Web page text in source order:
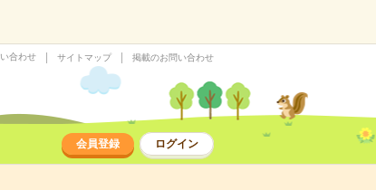
合わせ サイトマップ 掲載のお問い合わせ
会員登録 ログイン